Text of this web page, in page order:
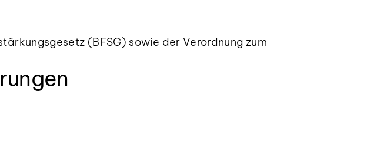
(BFSG) sowie der Verordnung zum